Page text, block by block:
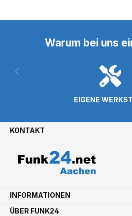
Warum bei uns
EIGENE
KONTAKT
INFORMATIONEN
ÜBER FUNK24